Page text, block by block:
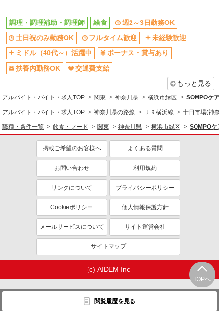
扶養内勤務OK
交通費支給
社会保険あり
まかない・食事補助
TOPへ
閲覧履歴を見る
調理・調理補助・調理師 給食
週2～3日勤務OK
土日祝のみ勤務OK
フルタイム歓迎
未経験歓迎
ミドル（40代～）活躍中
ボーナス・賞与あり
扶養内勤務OK
交通費支給
もっと見る
アルバイト・バイト・求人TOP 関東 神奈川県 横浜市緑区 SOMPOケ
アルバイト・バイト・求人TOP 神奈川県の路線 ＪＲ横浜線 十日市場(神
職種・条件一覧 飲食・フード 関東 神奈川県 横浜市緑区 SOMPO
掲載ご希望のお客様へ よくある質問
お問い合わせ 利用規約
リンクについて プライバシーポリシー
Cookieポリシー 個人情報保護方針
メールサービスについて サイト運営会社
サイトマップ
(c) AIDEM Inc.